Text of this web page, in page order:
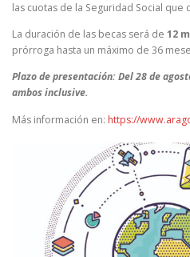
las cuotas de la Seguridad Social que
La duración de las becas será de 12
prórroga hasta un máximo de 36
Plazo de presentación: Del 28 de
ambos inclusive.
Más información en: https://